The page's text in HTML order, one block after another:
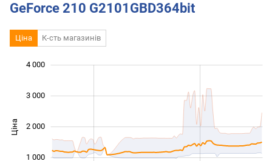
GeForce 210 G2101GBD364bit
Ціна К-сть магазинів
Ціна 1 000
1 000
2 000
3 000
4 000